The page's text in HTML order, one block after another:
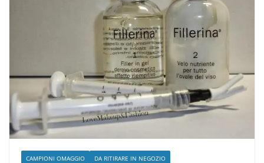
CAMPIONI OMAGGIO DA RITIRARE IN NEGOZIO